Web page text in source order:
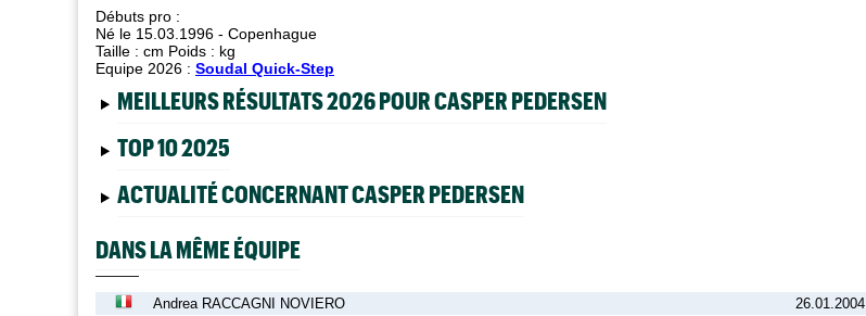
Débuts pro :
Né le 15.03.1996 - Copenhague
Taille : cm Poids : kg
Equipe 2026 : Soudal Quick-Step
MEILLEURS RÉSULTATS 2026 POUR CASPER PEDERSEN
TOP 10 2025
ACTUALITÉ CONCERNANT CASPER PEDERSEN
DANS LA MÊME ÉQUIPE
Andrea RACCAGNI NOVIERO
26.01.2004